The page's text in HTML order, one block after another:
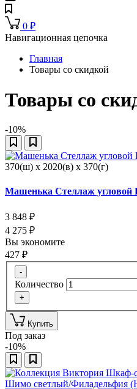
0 ₽
Навигационная цепочка
Главная
Товары со скидкой
Товары со
-10%
370(ш) x 2020(в) x 370(г)
Машенька Стеллаж угловой
3 848 ₽
4 275 ₽
Вы экономите
427 ₽
-
Количество
+
Купить
Под заказ
-10%